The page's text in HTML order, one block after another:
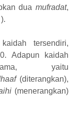
dua mufradat,
).
tersendiri,
Adapun kaidah
yaitu
(diterangkan),
(menerangkan)